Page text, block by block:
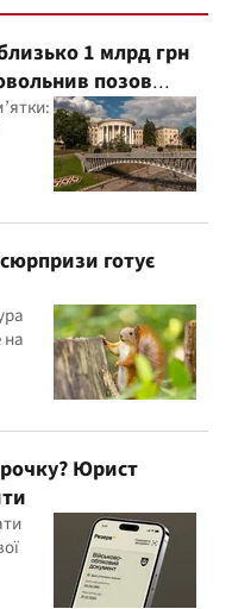
1 млрд грн
позов
готує
на
Юрист